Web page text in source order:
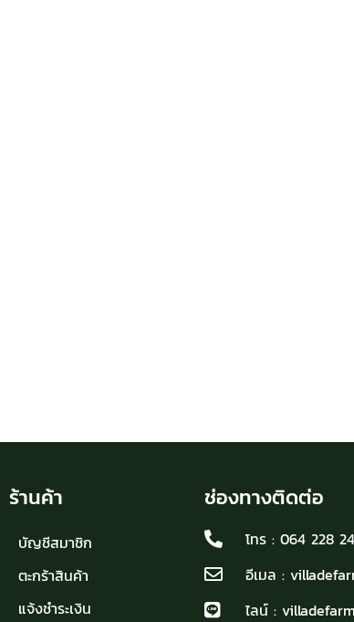
ร้านค้า
บัญชีสมาชิก
ตะกร้าสินค้า
แจ้งชำระเงิน
ช่องทางติดต่อ
โทร : 064 228
อีเมล :
ไลน์ :